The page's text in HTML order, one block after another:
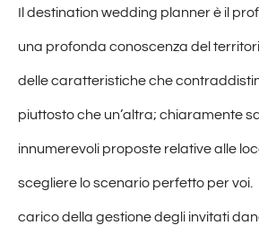
Il destination wedding planner è il
una profonda conoscenza del
delle caratteristiche che
piuttosto che un’altra; chiaramente
innumerevoli proposte relative alle
scegliere lo scenario perfetto per voi.
carico della gestione degli invitati